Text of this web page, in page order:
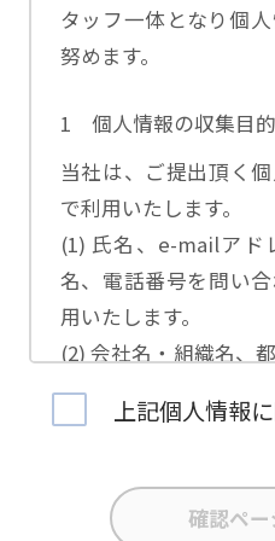
タッフ一体となり個
努めます。
1 個人情報の収集目
当社は、ご提出頂く
で利用いたします。
(1) 氏名、e-mailアド
名、電話番号を問い
用いたします。
(2) 会社名・組織名、
応担当者の振り分けに
(3) お問合せ内容につ
業活動の参考にいたし
(4) 氏名、e-mailアド
上記個人情報